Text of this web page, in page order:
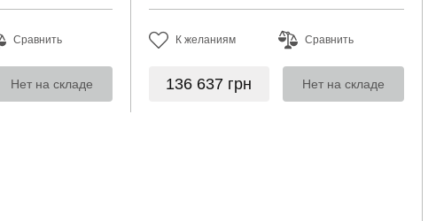
Сравнить
Нет на складе
К желаниям Сравнить
136 637 грн Нет на складе